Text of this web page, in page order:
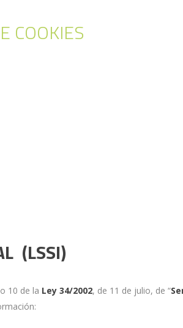
COOKIES
(LSSI)
10 de la Ley 34/2002, de 11 de julio, de “